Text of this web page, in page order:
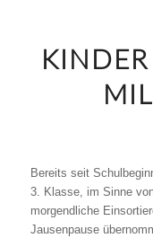
Bereits seit
3. Klasse, im Sinne
morgendliche
Jausenpause